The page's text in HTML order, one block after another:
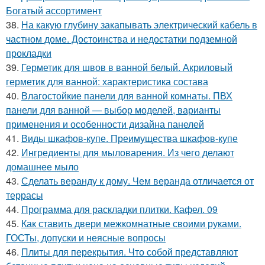
Богатый ассортимент
38. На какую глубину закапывать электрический кабель в
частном доме. Достоинства и недостатки подземной
прокладки
39. Герметик для швов в ванной белый. Акриловый
герметик для ванной: характеристика состава
40. Влагостойкие панели для ванной комнаты. ПВХ
панели для ванной — выбор моделей, варианты
применения и особенности дизайна панелей
41. Виды шкафов-купе. Преимущества шкафов-купе
42. Ингредиенты для мыловарения. Из чего делают
домашнее мыло
43. Сделать веранду к дому. Чем веранда отличается от
террасы
44. Программа для раскладки плитки. Кафел. 09
45. Как ставить двери межкомнатные своими руками.
ГОСТы, допуски и неясные вопросы
46. Плиты для перекрытия. Что собой представляют